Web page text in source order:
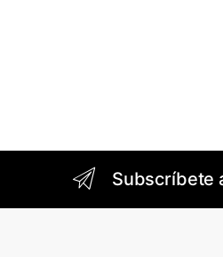
Brands CarouselSubscríbete